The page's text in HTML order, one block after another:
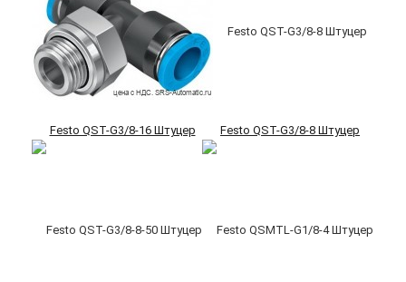
Festo QST-G3/8-16 Штуцер Festo QST-G3/8-8 Штуцер